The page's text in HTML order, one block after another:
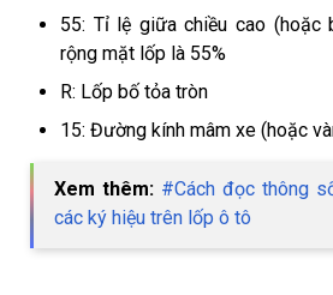
55: Tỉ lệ giữa chiều cao
rộng mặt lốp là 55%
R: Lốp bố tỏa tròn
15: Đường kính mâm xe (hoặc
Xem thêm: #Cách đọc thông
các ký hiệu trên lốp ô tô